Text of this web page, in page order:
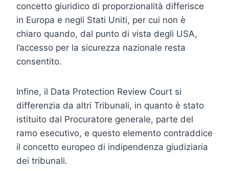
concetto giuridico di proporzionalità differisce
in Europa e negli Stati Uniti, per cui non è
chiaro quando, dal punto di vista degli USA,
l’accesso per la sicurezza nazionale resta
consentito.
Infine, il Data Protection Review Court si
differenzia da altri Tribunali, in quanto è stato
istituito dal Procuratore generale, parte del
ramo esecutivo, e questo elemento contraddice
il concetto europeo di indipendenza giudiziaria
dei tribunali.